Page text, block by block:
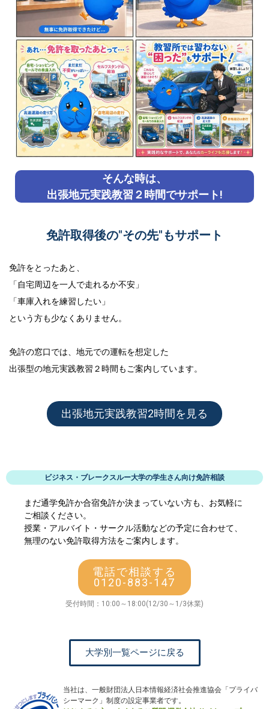
そんな時は、
出張地元実践教習２時間でサポート!
免許取得後の"その先"もサポート
免許をとったあと、
「自宅周辺を一人で走れるか不安」
「車庫入れを練習したい」
という方も少なくありません。
免許の窓口では、地元での運転を想定した
出張型の地元実践教習２時間 もご案内しています。
出張地元実践教習2時間を見る
ビジネス・ブレークスルー大学の学生さん向け免許相談
まだ通学免許か合宿免許か決まっていない方も、お気軽に
ご相談ください。
授業・アルバイト・サークル活動などの予定に合わせて、
無理のない免許取得方法をご案内します。
電話で相談する
0120-883-147
受付時間：10:00～18:00(12/30～1/3休業)
大学別一覧ページに戻る
当社は、一般財団法人日本情報経済社会推進協会「プライバ
シーマーク」制度の設定事業者です。